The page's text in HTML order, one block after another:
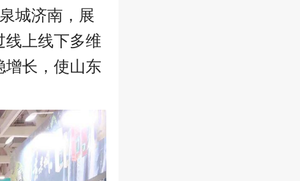
城济南，展
上线下多维
长，使山东